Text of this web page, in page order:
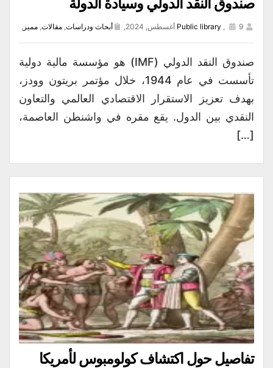
Public library , 9 أغسطس, 2024, أبحاث ودراسات, مقالات, مميز ,
صندوق النقد الدولي (IMF) هو مؤسسة مالية دولية
تأسست في عام 1944، خلال مؤتمر بريتون وودز،
بهدف تعزيز الاستقرار الاقتصادي العالمي والتعاون
النقدي بين الدول. يقع مقره في واشنطن العاصمة،
[…]
تفاصيل حول اكتشاف كولومبوس لأمريكا